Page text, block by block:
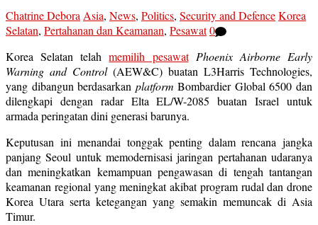
Chatrine Debora Asia, News, Politics, Security and DefenceKorea
Selatan, Pertahanan dan Keamanan, Pesawat0
Korea Selatan telahmemilih pesawat Phoenix Airborne Early
Warning and Control(AEW&C) buatan L3Harris Technologies,
yang dibangun berdasarkan platform Bombardier Global 6500 dan
dilengkapi dengan radar Elta EL/W-2085 buatan Israel untuk
armada peringatan dini generasi barunya.
Keputusan ini menandai tonggak penting dalam rencana jangka
panjang Seoul untuk memodernisasi jaringan pertahanan udaranya
dan meningkatkan kemampuan pengawasan di tengah tantangan
keamanan regional yang meningkat akibat program rudal dan drone
Korea Utara serta ketegangan yang semakin memuncak di Asia
Timur.